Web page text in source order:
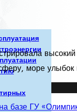
море
базе ГУ